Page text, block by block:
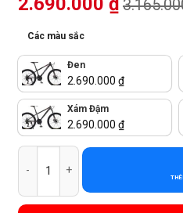
Các màu sắc
Đen
2.690.000 ₫
Xám Đậm
2.690.000 ₫
Xe Đạp Địa Hình MTB Califa X3